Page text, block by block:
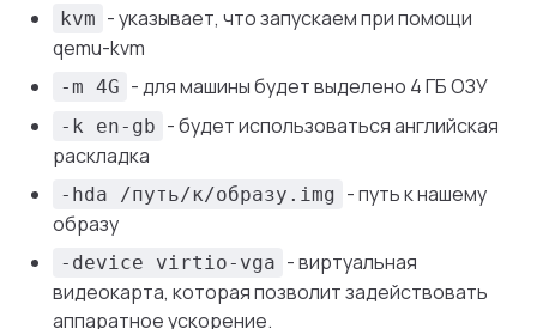
kvm - указывает, что запускаем при помощи
qemu-kvm
-m 4G - для машины будет выделено 4 ГБ ОЗУ
-k en-gb - будет использоваться английская
раскладка
-hda /путь/к/образу.img - путь к нашему
образу
-device virtio-vga - виртуальная
видеокарта, которая позволит задействовать
аппаратное ускорение.